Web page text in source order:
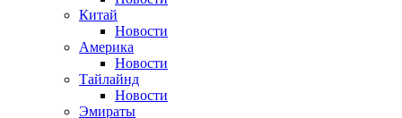
Китай
Новости
Америка
Новости
Тайлайнд
Новости
Эмираты